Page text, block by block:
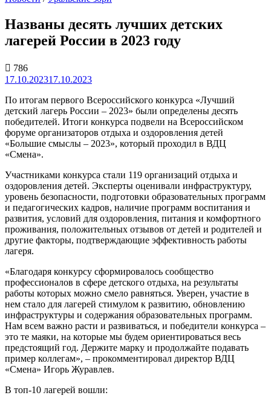
Названы десять лучших детских
лагерей России в 2023 году
786
17.10.202317.10.2023
По итогам первого Всероссийского конкурса «Лучший
детский лагерь России – 2023» были определены десять
победителей. Итоги конкурса подвели на Всероссийском
форуме организаторов отдыха и оздоровления детей
«Большие смыслы – 2023», который проходил в ВДЦ
«Смена».
Участниками конкурса стали 119 организаций отдыха и
оздоровления детей. Эксперты оценивали инфраструктуру,
уровень безопасности, подготовки образовательных программ
и педагогических кадров, наличие программ воспитания и
развития, условий для оздоровления, питания и комфортного
проживания, положительных отзывов от детей и родителей и
другие факторы, подтверждающие эффективность работы
лагеря.
«Благодаря конкурсу сформировалось сообщество
профессионалов в сфере детского отдыха, на результаты
работы которых можно смело равняться. Уверен, участие в
нем стало для лагерей стимулом к развитию, обновлению
инфраструктуры и содержания образовательных программ.
Нам всем важно расти и развиваться, и победители конкурса –
это те маяки, на которые мы будем ориентироваться весь
предстоящий год. Держите марку и продолжайте подавать
пример коллегам», – прокомментировал директор ВДЦ
«Смена» Игорь Журавлев.
В топ-10 лагерей вошли: